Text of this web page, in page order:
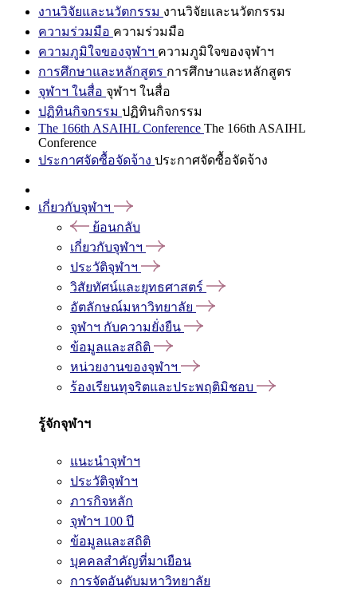
งานวิจัยและนวัตกรรม งานวิจัยและนวัตกรรม
ความร่วมมือ ความร่วมมือ
ความภูมิใจของจุฬาฯ ความภูมิใจของจุฬาฯ
การศึกษาและหลักสูตร การศึกษาและหลักสูตร
จุฬาฯ ในสื่อ จุฬาฯ ในสื่อ
ปฏิทินกิจกรรม ปฏิทินกิจกรรม
The 166th ASAIHL Conference The 166th ASAIHL
Conference
ประกาศจัดซื้อจัดจ้าง ประกาศจัดซื้อจัดจ้าง
เกี่ยวกับจุฬาฯ
ย้อนกลับ
เกี่ยวกับจุฬาฯ
ประวัติจุฬาฯ
วิสัยทัศน์และยุทธศาสตร์
อัตลักษณ์มหาวิทยาลัย
จุฬาฯ กับความยั่งยืน
ข้อมูลและสถิติ
หน่วยงานของจุฬาฯ
ร้องเรียนทุจริตและประพฤติมิชอบ
รู้จักจุฬาฯ
แนะนำจุฬาฯ
ประวัติจุฬาฯ
ภารกิจหลัก
จุฬาฯ 100 ปี
ข้อมูลและสถิติ
บุคคลสำคัญที่มาเยือน
การจัดอันดับมหาวิทยาลัย